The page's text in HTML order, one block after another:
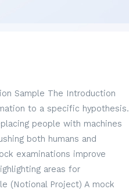
Sample The Introduction
to a specific hypothesis.
people with machines
both humans and
examinations improve
areas for
(Notional Project) A mock